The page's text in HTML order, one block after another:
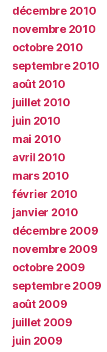
décembre 2010
novembre 2010
octobre 2010
septembre 2010
août 2010
juillet 2010
juin 2010
mai 2010
avril 2010
mars 2010
février 2010
janvier 2010
décembre 2009
novembre 2009
octobre 2009
septembre 2009
août 2009
juillet 2009
juin 2009